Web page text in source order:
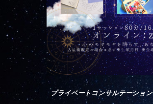
プライベートコンサルテーション